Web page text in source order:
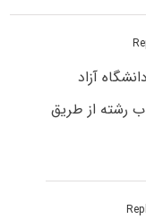
آزاد
رشته از طریق